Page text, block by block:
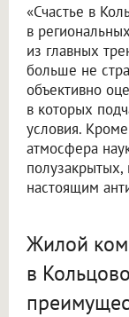
«Счастье в
в
из главных
больше не
объективно
в которых
условия.
атмосфера
полузакрытых,
настоящим
Жилой
в